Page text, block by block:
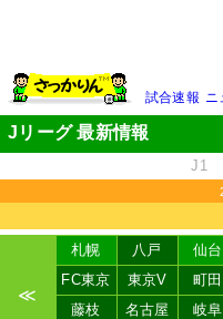
試合速報 ニ
Jリーグ 最新情報
J1
≪
札幌 八戸 仙台
FC東京
東京V 町田
藤枝
名古屋 岐阜